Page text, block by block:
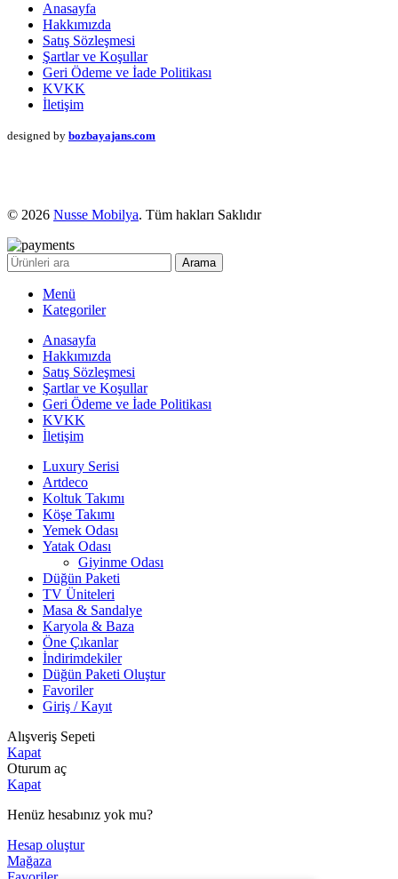
Anasayfa
Hakkımızda
Satış Sözleşmesi
Şartlar ve Koşullar
Geri Ödeme ve İade Politikası
KVKK
İletişim
designed by bozbayajans.com
© 2026 Nusse Mobilya. Tüm hakları Saklıdır
Arama
Menü
Kategoriler
Anasayfa
Hakkımızda
Satış Sözleşmesi
Şartlar ve Koşullar
Geri Ödeme ve İade Politikası
KVKK
İletişim
Luxury Serisi
Artdeco
Koltuk Takımı
Köşe Takımı
Yemek Odası
Yatak Odası
Giyinme Odası
Düğün Paketi
TV Üniteleri
Masa & Sandalye
Karyola & Baza
Öne Çıkanlar
İndirimdekiler
Düğün Paketi Oluştur
Favoriler
Giriş / Kayıt
Alışveriş Sepeti
Kapat
Oturum aç
Kapat
Henüz hesabınız yok mu?
Hesap oluştur
Mağaza